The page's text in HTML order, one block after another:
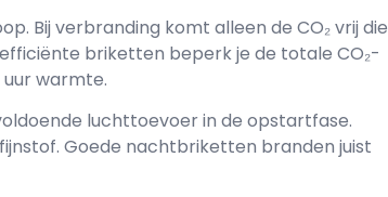
Bij verbranding komt alleen de CO₂ vrij die
briketten beperk je de totale CO₂-
warmte.
luchttoevoer in de opstartfase.
Goede nachtbriketten branden juist